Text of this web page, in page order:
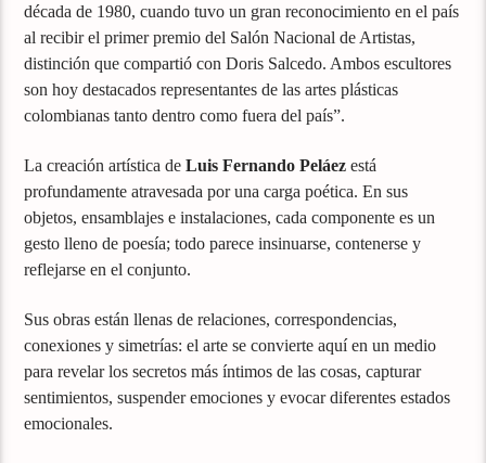
década de 1980, cuando tuvo un gran reconocimiento en el país
al recibir el primer premio del Salón Nacional de Artistas,
distinción que compartió con Doris Salcedo. Ambos escultores
son hoy destacados representantes de las artes plásticas
colombianas tanto dentro como fuera del país”.
La creación artística deLuis Fernando Peláez está
profundamente atravesada por una carga poética. En sus
objetos, ensamblajes e instalaciones, cada componente es un
gesto lleno de poesía; todo parece insinuarse, contenerse y
reflejarse en el conjunto.
Sus obras están llenas de relaciones, correspondencias,
conexiones y simetrías: el arte se convierte aquí en un medio
para revelar los secretos más íntimos de las cosas, capturar
sentimientos, suspender emociones y evocar diferentes estados
emocionales.